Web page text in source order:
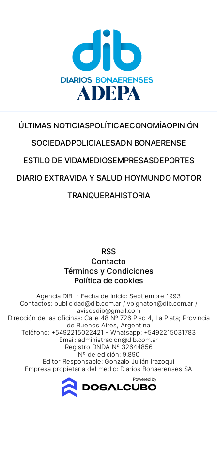
ÚLTIMAS NOTICIASPOLÍTICAECONOMÍAOPINIÓN
SOCIEDADPOLICIALESADN BONAERENSE
ESTILO DE VIDAMEDIOSEMPRESASDEPORTES
DIARIO EXTRAVIDA Y SALUD HOYMUNDO MOTOR
TRANQUERAHISTORIA
RSS
Contacto
Términos y Condiciones
Política de cookies
Agencia DIB - Fecha de Inicio: Septiembre 1993
Contactos: publicidad@dib.com.ar / vpignaton@dib.com.ar /
avisosdib@gmail.com
Dirección de las oficinas: Calle 48 Nº 726 Piso 4, La Plata; Provincia
de Buenos Aires, Argentina
Teléfono: +5492215022421 - Whatsapp: +5492215031783
Email: administracion@dib.com.ar
Registro DNDA Nº 32644856
Nº de edición: 9.890
Editor Responsable: Gonzalo Julián Irazoqui
Empresa propietaria del medio: Diarios Bonaerenses SA